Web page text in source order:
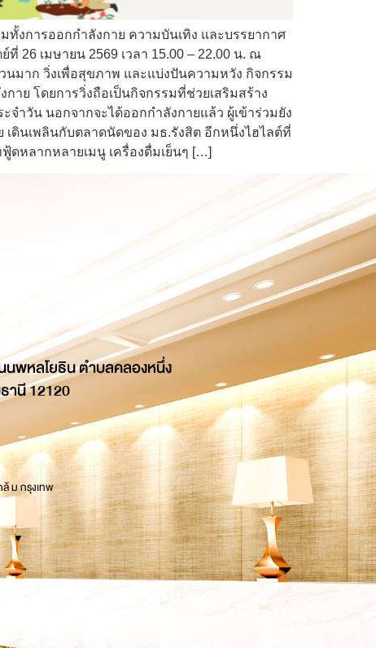
ทั้งการออกกำลังกาย ความบันเทิง และบรรยากาศ
26 เมษายน 2569 เวลา 15.00 – 22.00 น. ณ
มาก วิ่งเพื่อสุขภาพ และแบ่งปันความหวัง กิจกรรม
าย โดยการวิ่งถือเป็นกิจกรรมที่ช่วยเสริมสร้าง
ำวัน นอกจากจะได้ออกกำลังกายแล้ว ผู้เข้าร่วมยัง
ดินเพลินกับตลาดนัดของ มธ.รังสิต อีกหนึ่งไฮไลต์ที่
หลากหลายเมนู เครื่องดื่มเย็นๆ […]
นพหลโยธิน ตำบลคลองหนึ่ง
านี 12120
ล้ ม กรุงเทพ